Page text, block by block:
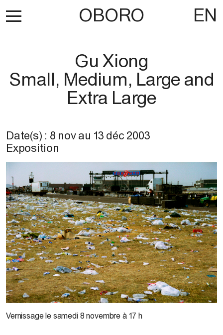
OBORO EN
Gu Xiong
Small, Medium, Large and
Extra Large
Date(s) : 8 novau 13 déc 2003
Exposition
Vernissage le samedi 8 novembre à 17 h